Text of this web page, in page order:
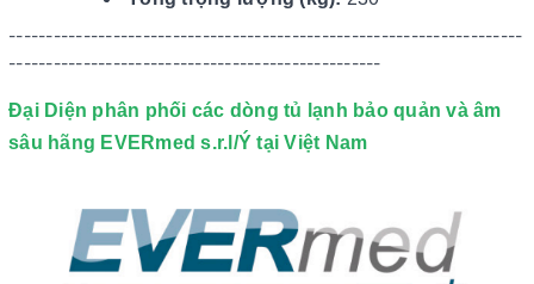
---------------------------------------------------------------------
--------------------------------------------------
Đại Diện phân phối các dòng tủ lạnh bảo quản và âm
sâu hãng EVERmed s.r.l/Ý tại Việt Nam